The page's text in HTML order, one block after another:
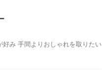
み 手間よりおしゃれを取りたい